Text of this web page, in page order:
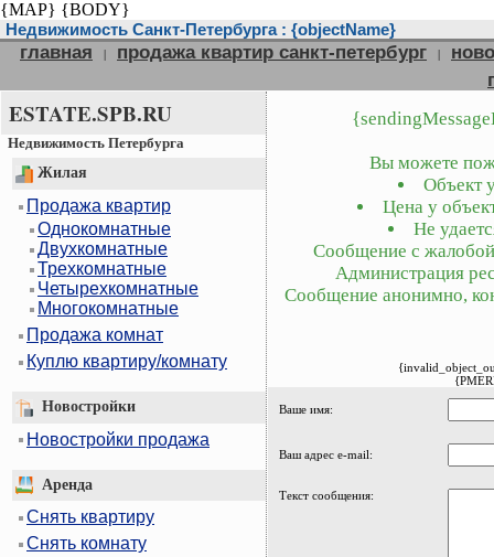
{MAP} {BODY}
Недвижимость Санкт-Петербурга : {objectName}
главная | продажа квартир санкт-петербург |
ESTATE.SPB.RU
Недвижимость Петербурга
Жилая
Продажа квартир
Однокомнатные
Двухкомнатные
Трехкомнатные
Четырехкомнатные
Многокомнатные
Продажа комнат
Куплю квартиру/комнату
Новостройки
Новостройки продажа
Аренда
Снять квартиру
Снять комнату
Вы можете
Объект
Цена у
Не
Сообщение с жалобой
Администрация
Сообщение анонимно,
Ваше имя:
Ваш адрес e-mail:
Текст сообщения: